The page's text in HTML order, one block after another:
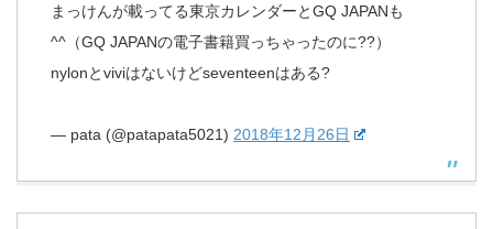
まっけんが載ってる東京カレンダーとGQ JAPANも
^^（GQ JAPANの電子書籍買っちゃったのに??）
nylonとviviはないけどseventeenはある?
— pata (@patapata5021) 2018年12月26日